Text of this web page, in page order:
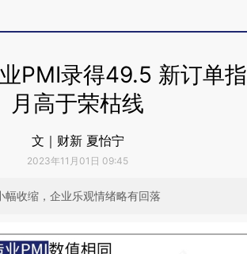
PMI录得49.5 新订单
月高于荣枯线
文｜财新 夏怡宁
2023年11月01日 09:45
收缩，企业乐观情绪略有回落